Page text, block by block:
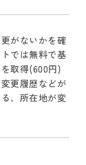
がないかを確
では無料で基
取得(600円)
更履歴などが
、所在地が変